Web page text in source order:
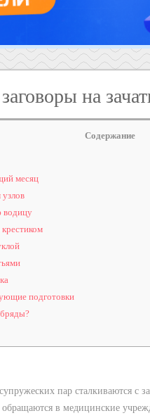
на
Содержание
месяц
водицу
подготовки
пар сталкиваются с
обращаются в медицинские